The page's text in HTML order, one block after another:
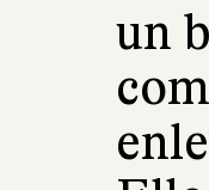
un